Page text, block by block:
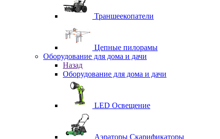
Траншеекопатели
Цепные пилорамы
Оборудование для дома и дачи
Назад
Оборудование для дома и дачи
LED Освещение
Аэраторы Скарификаторы